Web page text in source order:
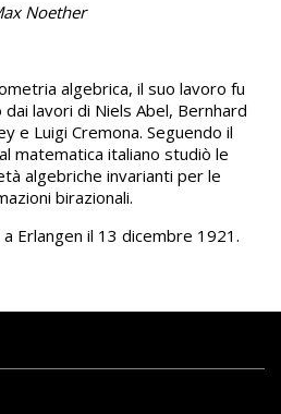
Noether
algebrica, il suo lavoro fu
lavori di Niels Abel, Bernhard
e Luigi Cremona. Seguendo il
matematica italiano studiò le
algebriche invarianti per le
birazionali.
Erlangen il 13 dicembre 1921.